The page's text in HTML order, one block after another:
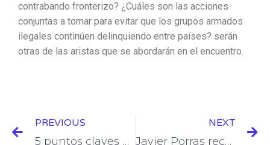
contrabando fronterizo? ¿Cuáles son las acciones
conjuntas a tomar para evitar que los grupos armados
ilegales continúen delinquiendo entre países? serán
otras de las aristas que se abordarán en el encuentro.
PREVIOUS
5 puntos claves en la lucha contra la inseguridad que golpea a los colombianos
NEXT
Javier Porras reconoce los avances en las relaciones bilaterales